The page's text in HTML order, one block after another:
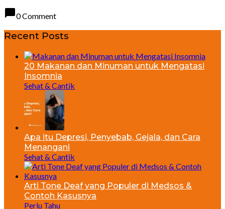
chat_bubble0 Comment
Recent Posts
20 Makanan dan Minuman untuk Mengatasi
Insomnia
Sehat & Cantik
Apa itu Depresi, Penyebab, Gejala, dan Cara
Menangani
Sehat & Cantik
Arti Tone Deaf yang Populer di Medsos &
Contoh Kasusnya
Perlu Tahu